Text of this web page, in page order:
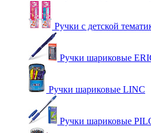
Ручки с детской
Ручки шариковые
Ручки шариковые LINC
Ручки шариковые